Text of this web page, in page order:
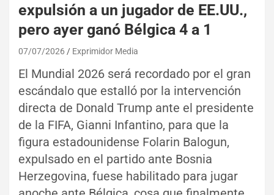
expulsión a un jugador de EE.UU.,
pero ayer ganó Bélgica 4 a 1
07/07/2026 Exprimidor Media
El Mundial 2026 será recordado por el gran
escándalo que estalló por la intervención
directa de Donald Trump ante el presidente
de la FIFA, Gianni Infantino, para que la
figura estadounidense Folarin Balogun,
expulsado en el partido ante Bosnia
Herzegovina, fuese habilitado para jugar